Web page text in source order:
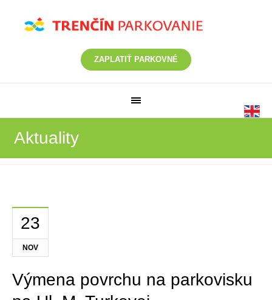
ZAPLATIŤ PARKOVNÉ
Aktuality
23
NOV
Výmena povrchu na parkovisku